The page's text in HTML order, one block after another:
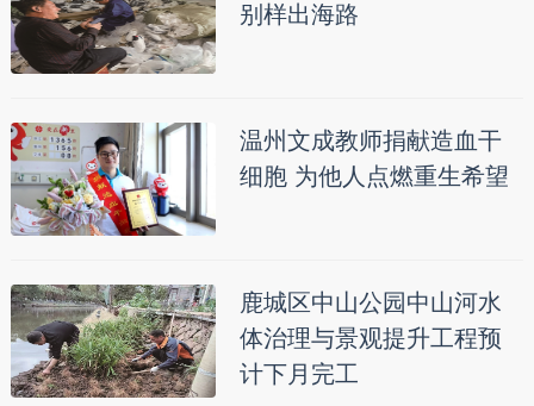
别样出海路
温州文成教师捐献造血干
细胞 为他人点燃重生希望
鹿城区中山公园中山河水
体治理与景观提升工程预
计下月完工